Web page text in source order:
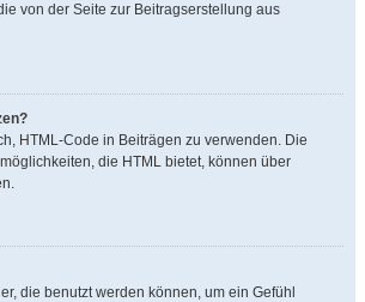
von der Seite zur Beitragserstellung aus
HTML-Code in Beiträgen zu verwenden. Die
die HTML bietet, können über
die benutzt werden können, um ein Gefühl